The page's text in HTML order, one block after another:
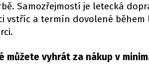
Samozřejmostí je letecká
vstříc a termín dovolené
můžete vyhrát za nákup v